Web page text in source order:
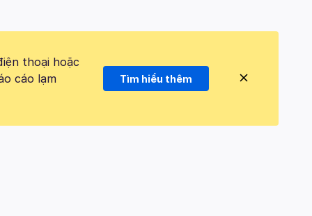
thoại hoặc
cáo lạm
Tìm hiểu thêm